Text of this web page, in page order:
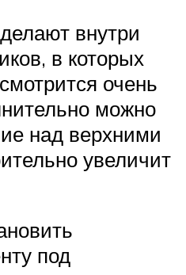
внутри
в которых
очень
можно
над верхними
увеличит
под